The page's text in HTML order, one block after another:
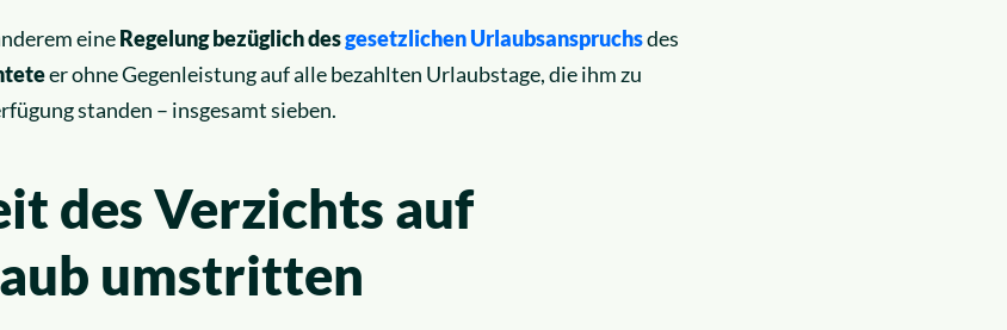
eineRegelung bezüglich desgesetzlichen Urlaubsanspruchsdes
er ohne Gegenleistung auf alle bezahlten Urlaubstage, die ihm zu
standen – insgesamt sieben.
des Verzichts auf
umstritten